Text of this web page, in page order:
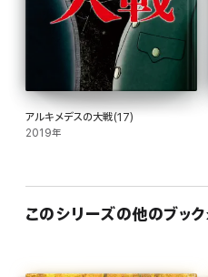
アルキメデスの大戦(17)
2019年
このシリーズの他のブック